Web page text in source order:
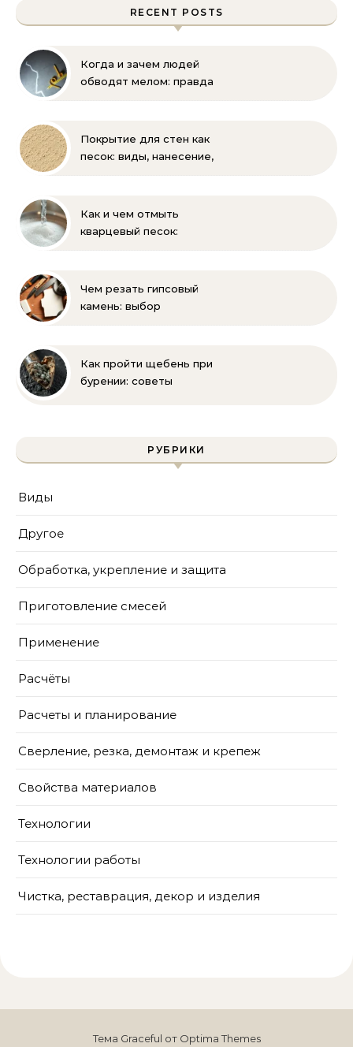
RECENT POSTS
Когда и зачем людей
обводят мелом: правда
Покрытие для стен как
песок: виды, нанесение,
Как и чем отмыть
кварцевый песок:
Чем резать гипсовый
камень: выбор
Как пройти щебень при
бурении: советы
РУБРИКИ
Виды
Другое
Обработка, укрепление и защита
Приготовление смесей
Применение
Расчёты
Расчеты и планирование
Сверление, резка, демонтаж и крепеж
Свойства материалов
Технологии
Технологии работы
Чистка, реставрация, декор и изделия
Тема Graceful от Optima Themes